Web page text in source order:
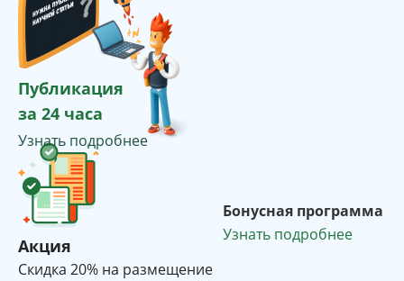
Публикация
за 24 часа
Узнать подробнее
Акция
Cкидка 20% на размещение
Бонусная программа
Узнать подробнее